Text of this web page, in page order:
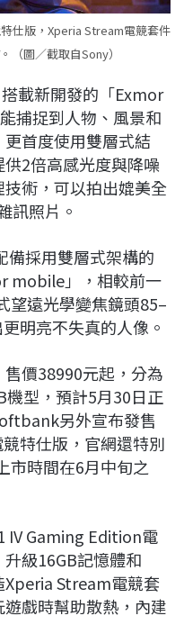
仕版，Xperia Stream電競套件
（圖／截取自Sony）
載新開發的「Exmor
捕捉到人物、風景和
首度使用雙層式結
2倍高感光度與降噪
術，可以拍出媲美全
訊照片。
備採用雙層式架構的
mobile」，相較前一
望遠光學變焦鏡頭85–
明亮不失真的人像。
價38990元起，分為
機型，預計5月30日正
另外宣布發售
特仕版，官網還特別
市時間在6月中旬之
IV Gaming Edition電
級16GB記憶體和
Xperia Stream電競套
戲時幫助散熱，內建